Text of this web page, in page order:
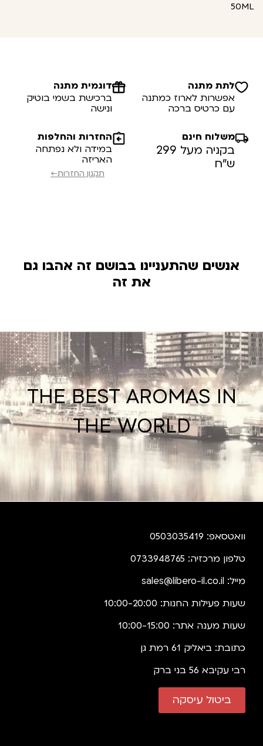
50ML
לתת מתנה
אפשרות לארוז כמתנה
עם כרטיס ברכה
דוגמית מתנה
ברכישת בשמי בוטיק
ונישה
משלוח חינם
בקניה מעל 299
ש”ח
החזרות והחלפות
במידה ולא נפתחה
האריזה
תקנון החזרות←
אנשים שהתעניינו בבושם זה אהבו גם
את זה
THE BEST AROMAS IN
THE WORLD
וואטסאפ: 0503035419
טלפון מרכזיה: 0733948765
מייל: sales@libero-il.co.il
שעות פעילות החנות: 10:00-20:00
שעות מענה אתר: 10:00-15:00
כתובת: ביאליק 61 רמת גן
רבי עקיבא 56 בני ברק
ביטול עיסקה